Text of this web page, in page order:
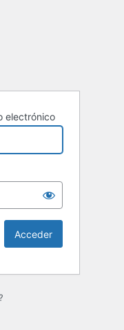
electrónico